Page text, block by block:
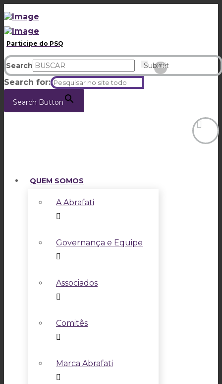
Participe do PSQ
Search Submit
Clear
Search for:
Search Button
QUEM SOMOS
A Abrafati
Governança e Equipe
Associados
Comitês
Marca Abrafati